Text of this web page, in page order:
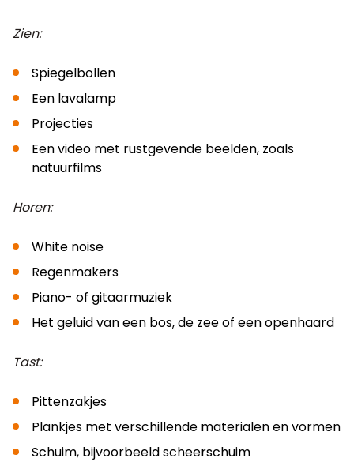
Zien:
Spiegelbollen
Een lavalamp
Projecties
Een video met rustgevende beelden, zoals
natuurfilms
Horen:
White noise
Regenmakers
Piano- of gitaarmuziek
Het geluid van een bos, de zee of een openhaard
Tast:
Pittenzakjes
Plankjes met verschillende materialen en vormen
Schuim, bijvoorbeeld scheerschuim